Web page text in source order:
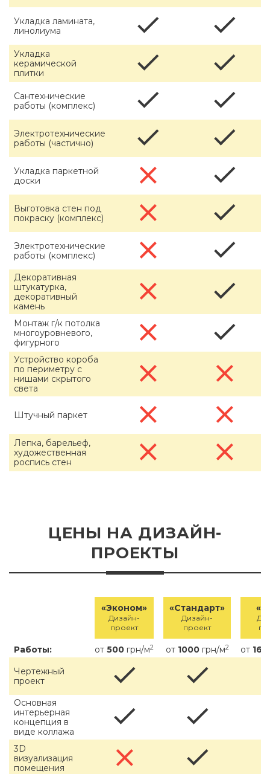
Укладка ламината,
линолиума
Укладка
керамической
плитки
Сантехнические
работы (комплекс)
Электротехнические
работы (частично)
Укладка паркетной
доски
Выготовка стен под
покраску (комплекс)
Электротехнические
работы (комплекс)
Декоративная
штукатурка,
декоративный
камень
Монтаж г/к потолка
многоуровневого,
фигурного
Устройство короба
по периметру с
нишами скрытого
света
Штучный паркет
Лепка, барельеф,
художественная
роспись стен
ЦЕНЫ НА ДИЗАЙН-
ПРОЕКТЫ
«Эконом»
Дизайн-
проект
«Стандарт»
Дизайн-
проект
Работы: от 500 грн/м2 от 1000грн/м2 от
Чертежный
проект
Основная
интерьерная
концепция в
виде коллажа
3D
визуализация
помещения